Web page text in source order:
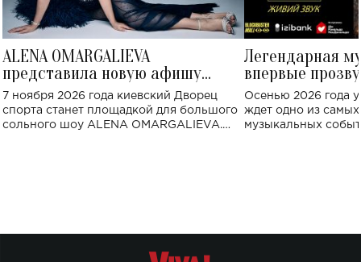
ALENA OMARGALIEVA
представила новую афишу
большого концерта во Дворце
спорта
7 ноября 2026 года киевский Дворец
спорта станет площадкой для большого
сольного шоу ALENA OMARGALIEVA.
Легендарная
впервые
Украине: где
Осенью 2026 года
ждет одно из
музыкальных